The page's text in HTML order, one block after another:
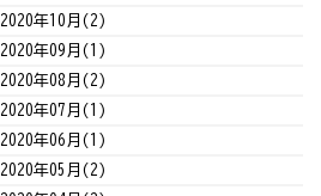
2020年10月(2)
2020年09月(1)
2020年08月(2)
2020年07月(1)
2020年06月(1)
2020年05月(2)